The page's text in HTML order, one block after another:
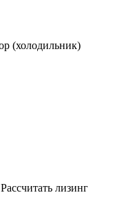
Рассчитать лизинг